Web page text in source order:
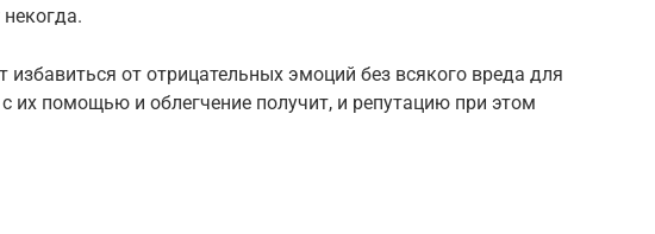
избавиться от отрицательных эмоций без всякого вреда для
их помощью и облегчение получит, и репутацию при этом